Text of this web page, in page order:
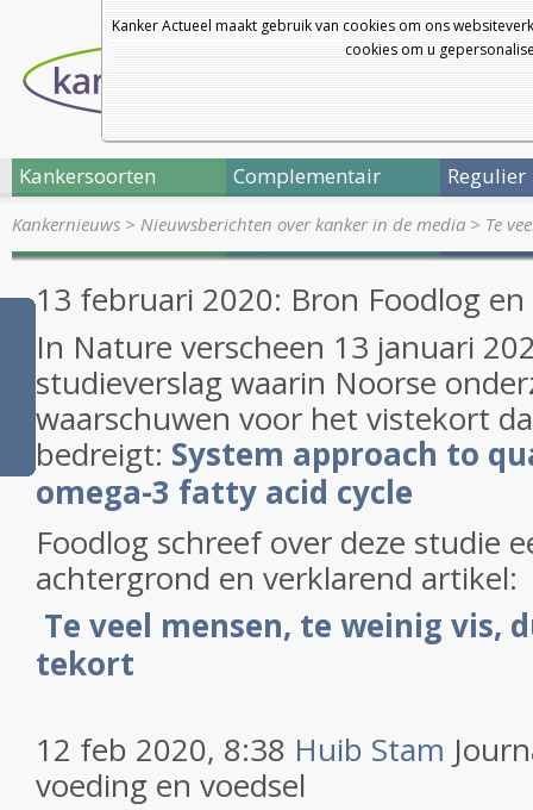
Kanker Actueel maakt gebruik van cookies om ons
cookies om u
Kankersoorten Complementair Regulier
Kankernieuws > Nieuwsberichten over kanker in de media > Te
13 februari 2020: Bron Foodlog
In Nature verscheen 13 januari
studieverslag waarin Noorse
waarschuwen voor het vistekort
bedreigt: System approach to
omega-3 fatty acid cycle
Foodlog schreef over deze studie
achtergrond en verklarend artikel:
Te veel mensen, te weinig vis,
tekort
12 feb 2020, 8:38 Huib Stam
voeding en voedsel